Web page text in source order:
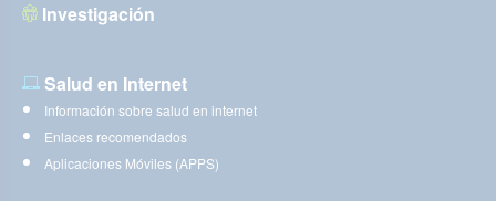
Investigación
Salud en Internet
Información sobre salud en internet
Enlaces recomendados
Aplicaciones Móviles (APPS)